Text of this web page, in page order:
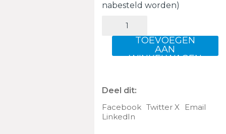
nabesteld worden)
1GM
TOEVOEGEN
AAN
WINKELWAGEN
Deel dit:
Facebook Twitter X
Email
LinkedIn